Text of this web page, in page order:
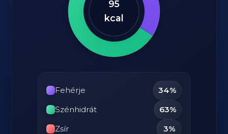
95
kcal
Fehérje
34%
Szénhidrát
63%
Zsír
3%